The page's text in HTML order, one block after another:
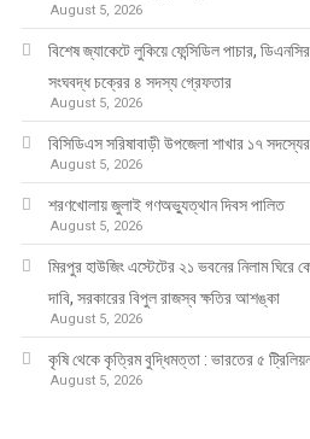
August 5, 2026
বিশেষ জ্যাকেটে লুকিয়ে ফেন্সিডিল পাচার,
সংঘবদ্ধ চক্রের ৪ সদস্য গ্রেফতার
August 5, 2026
বিসিডিএস সরিষাবাড়ী উপজেলা শাখার ১৭
August 5, 2026
শরণখোলায় জুলাই গণঅভ্যুত্থান দিবস পালিত
August 5, 2026
মিরপুর হাউজিং এস্টেটের ২১ ভবনের নিলাম
দাবি, সরকারের বিপুল রাজস্ব ক্ষতির আশঙ্কা
August 5, 2026
কৃষি থেকে কৃত্রিম বুদ্ধিমত্তা : ভারতের ৫ ট্রিলিয়ন
August 5, 2026